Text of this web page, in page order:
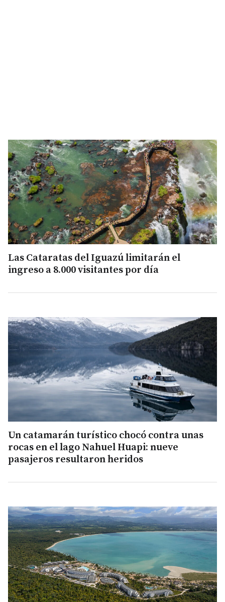
Las Cataratas del Iguazú limitarán el
ingreso a 8.000 visitantes por día
Un catamarán turístico chocó contra unas
rocas en el lago Nahuel Huapi: nueve
pasajeros resultaron heridos